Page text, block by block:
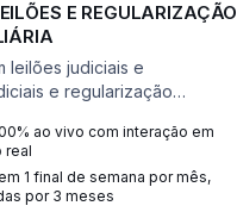
E REGULARIZAÇÃO
leilões judiciais e
e regularização
fiduciária e pós-
ao vivo com interação em
real
1 final de semana por mês,
por 3 meses